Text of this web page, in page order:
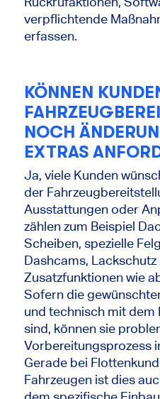
verpflichtende
erfassen.
KÖNNEN
NOCH
EXTRAS
Ja, viele Kunden
der
Ausstattungen oder
zählen zum Beispiel
Scheiben, spezielle
Dashcams,
Zusatzfunktionen wie
Sofern die
und technisch mit dem
sind, können sie
Vorbereitungsprozess
Gerade bei
Fahrzeugen ist dies